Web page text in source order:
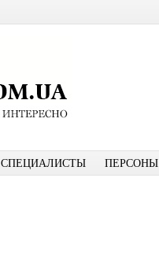
СПЕЦИАЛИСТЫ ПЕРСОНЫ